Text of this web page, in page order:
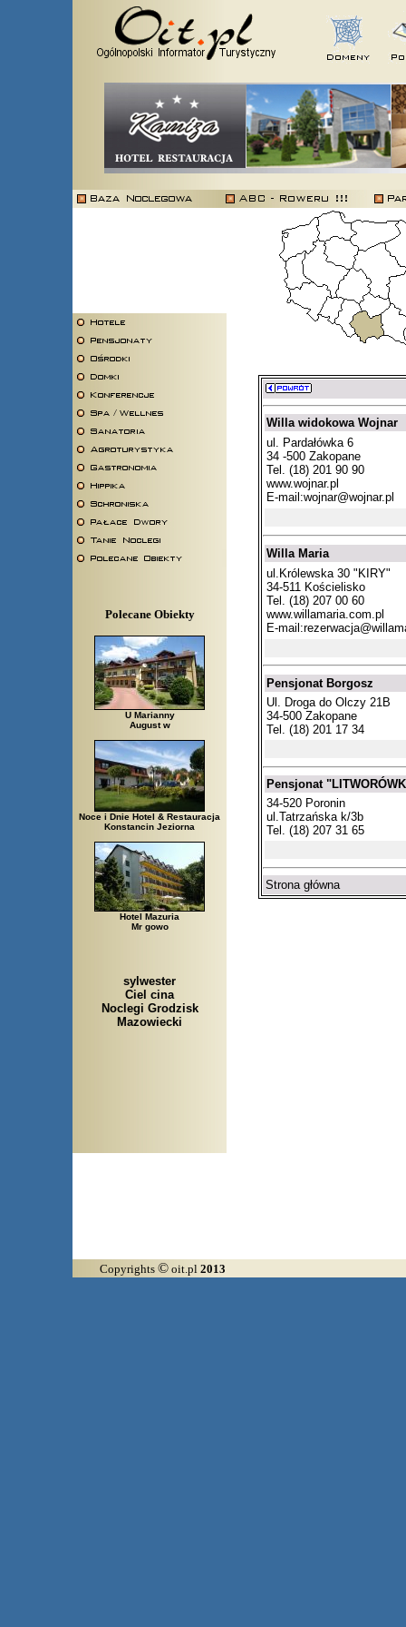
Polecane Obiekty
U Marianny
August w
Noce i Dnie Hotel & Restauracja
Konstancin Jeziorna
Hotel Mazuria
Mr gowo
sylwester
Ciel cina
Noclegi Grodzisk
Mazowiecki
Willa widokowa Wojnar
ul. Pardałówka 6
34 -500 Zakopane
Tel. (18) 201 90 90
www.wojnar.pl
E-mail:wojnar@wojnar.pl
Willa Maria
ul.Królewska 30 "KIRY"
34-511 Kościelisko
Tel. (18) 207 00 60
www.willamaria.com.pl
E-mail:
Pensjonat Borgosz
Ul. Droga do Olczy 21B
34-500 Zakopane
Tel. (18) 201 17 34
Pensjonat
34-520 Poronin
ul.Tatrzańska k/3b
Tel. (18) 207 31 65
Strona główna
Copyrights © oit.pl 2013